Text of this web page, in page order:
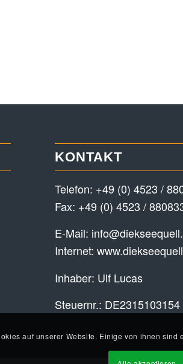
KONTAKT
Telefon: +49 (0) 4523 /
Fax: +49 (0) 4523 /
E-Mail:
Internet:
Inhaber: Ulf Lucas
Steuernr.: DE2315103154
auf unserer Website. Einige von ihnen